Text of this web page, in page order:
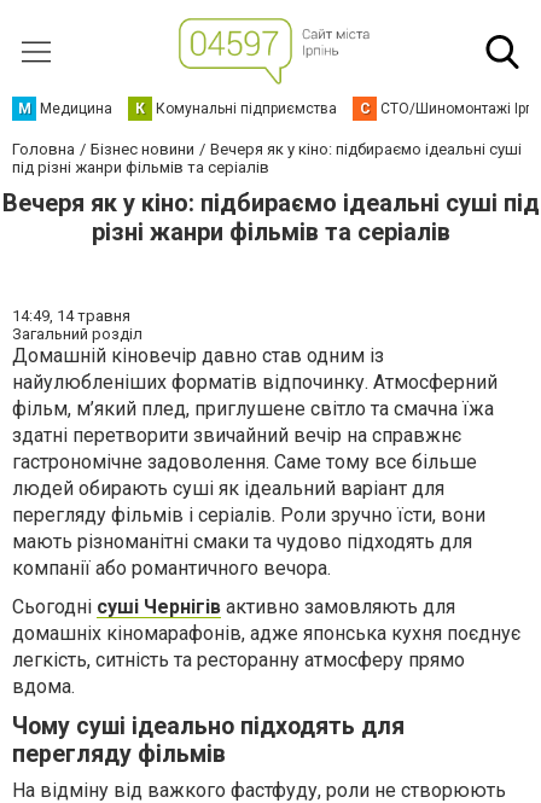
М Медицина К Комунальні підприємства С СТО/Шиномонтажі
Головна Бізнес новини
Вечеря як у кіно: підбираємо ідеальні суші
під різні жанри фільмів та серіалів
Вечеря як у кіно: підбираємо ідеальні суші під
різні жанри фільмів та серіалів
14:49, 14 травня
Загальний розділ
Домашній кіновечір давно став одним із
найулюбленіших форматів відпочинку. Атмосферний
фільм, м’який плед, приглушене світло та смачна їжа
здатні перетворити звичайний вечір на справжнє
гастрономічне задоволення. Саме тому все більше
людей обирають суші як ідеальний варіант для
перегляду фільмів і серіалів. Роли зручно їсти, вони
мають різноманітні смаки та чудово підходять для
компанії або романтичного вечора.
Сьогодні суші Чернігів активно замовляють для
домашніх кіномарафонів, адже японська кухня поєднує
легкість, ситність та ресторанну атмосферу прямо
вдома.
Чому суші ідеально підходять для
перегляду фільмів
На відміну від важкого фастфуду, роли не створюють